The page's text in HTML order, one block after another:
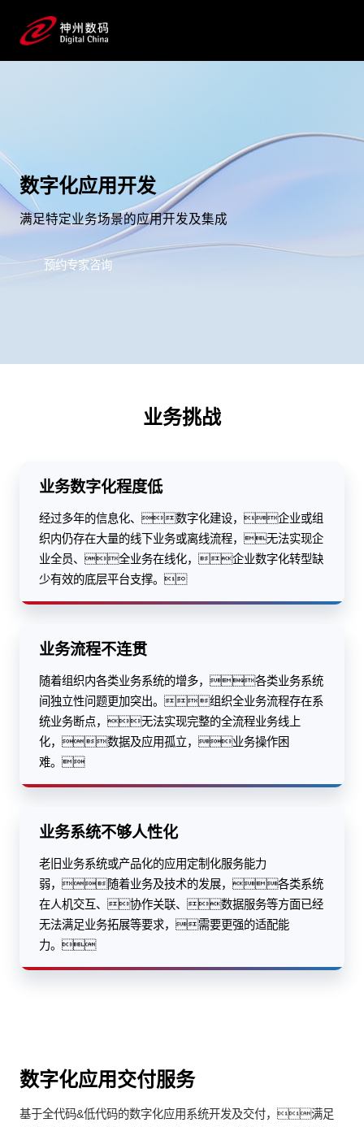
数字化应用开发
满足特定业务场景的应用开发及集成
预约专家咨询
业务挑战
业务数字化程度低
经过多年的信息化、数字化建设，企业或组
织内仍存在大量的线下业务或离线流程，无法实现企
业全员、全业务在线化，企业数字化转型缺
少有效的底层平台支撑。
业务流程不连贯
随着组织内各类业务系统的增多，各类业务系统
间独立性问题更加突出。组织全业务流程存在系
统业务断点，无法实现完整的全流程业务线上
化，数据及应用孤立，业务操作困
难。
业务系统不够人性化
老旧业务系统或产品化的应用定制化服务能力
弱，随着业务及技术的发展，各类系统
在人机交互、协作关联、数据服务等方面已经
无法满足业务拓展等要求，需要更强的适配能
力。
数字化应用交付服务
基于全代码&低代码的数字化应用系统开发及交付，满足